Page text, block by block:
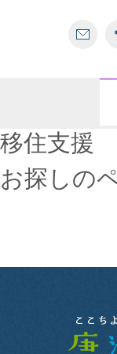
移住支援
お探しの